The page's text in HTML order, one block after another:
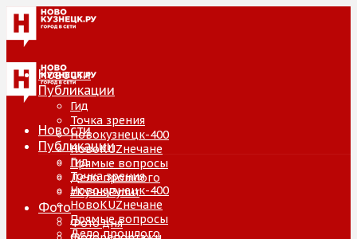
Новости
Публикации
Гид
Точка зрения
Новокузнецк-400
НовоKUZнечане
Прямые вопросы
Дело прошлого
#КузняРулит
Фото
Фото дня
Новости
Публикации
Гид
Точка зрения
Новокузнецк-400
НовоKUZнечане
Прямые вопросы
Дело прошлого